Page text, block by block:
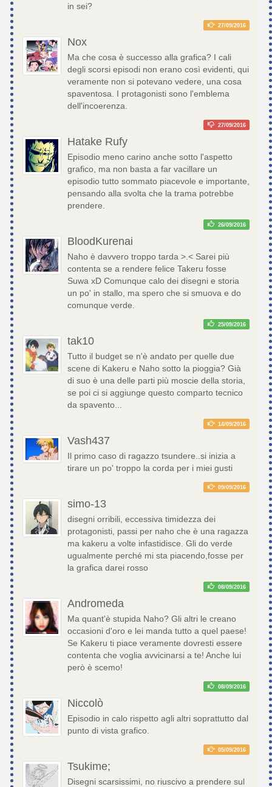
in sei?
27/09/2016
Nox
Ma che cosa è successo alla grafica? I cali
degli scorsi episodi non erano così evidenti, qui
veramente non si potevano vedere, una cosa
spaventosa. I protagonisti sono l'emblema
dell'incoerenza.
27/09/2016
Hatake Rufy
Episodio meno carino anche sotto l'aspetto
grafico, ma non basta a far vacillare un
episodio tutto sommato piacevole e importante,
pensando alla svolta che la trama potrebbe
prendere.
26/09/2016
BloodKurenai
Naho è davvero troppo tarda >.< Sarei più
contenta se a rendere felice Takeru fosse
Suwa xD Comunque calo dei disegni e storia
un po' in stallo, ma spero che si smuova e do
comunque verde.
25/09/2016
tak10
Tutto il budget se n'è andato per quelle due
scene di Kakeru e Naho sotto la pioggia? Già
di suo è una delle parti più moscie della storia,
se poi ci si aggiunge questo comparto tecnico
da spavento...
14/09/2016
Vash437
Il primo caso di ragazzo tsundere..si inizia a
tirare un po' troppo la corda per i miei gusti
09/09/2016
simo-13
disegni orribili, eccessiva timidezza dei
protagonisti, passi per naho che è una ragazza
ma kakeru a volte infastidisce. Gli do verde
ugualmente perché mi sta piacendo,fosse per
la grafica darei rosso
08/09/2016
Andromeda
Ma quant'è stupida Naho? Gli altri le creano
occasioni d'oro e lei manda tutto a quel paese!
Se Kakeru ti piace veramente dovresti essere
contenta che voglia avvicinarsi a te! Anche lui
però è scemo!
08/09/2016
Niccolò
Episodio in calo rispetto agli altri soprattutto dal
punto di vista grafico.
05/09/2016
Tsukime;
Disegni scarsissimi, no riuscivo a prendere sul